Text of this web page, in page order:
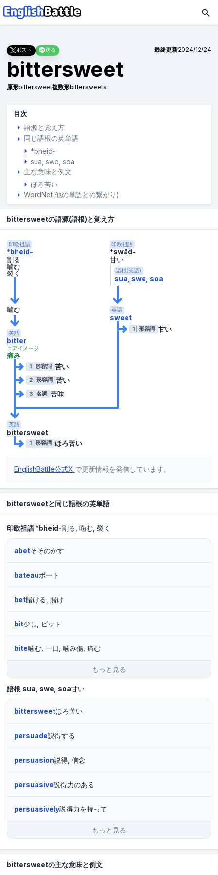
ポスト 送る 最終更新2024/12/24
bittersweet
原形bittersweet複数形bittersweets
目次
語源と覚え方
同じ語根の英単語
*bheid-
sua swe soa
主な意味と例文
ほろ苦い
WordNet(他の単語との繋がり)
bittersweetの語源(語根)と覚え方
印欧祖語
*bheid-
割る
噛む
裂く
印欧祖語
*swād-
甘い
語根(英語)
sua swe soa
噛む
英語
bitter
コアイメージ
痛み
1 形容詞 苦い
2 形容詞 苦い
3 名詞 苦味
英語
sweet
1 形容詞 甘い
英語
bittersweet
1 形容詞 ほろ苦い
EnglishBattle公式X で更新情報を発信しています。
bittersweetと同じ語根の英単語
印欧祖語*bheid-割る 噛む 裂く
abetそそのかす
bateauボート
bet賭ける, 賭け
bit少し, ビット
bite噛む, 一口, 噛み傷, 痛む
もっと見る
語根 sua swe soa甘い
bittersweetほろ苦い
persuade説得する
persuasion説得, 信念
persuasive説得力のある
persuasively説得力を持って
もっと見る
bittersweetの主な意味と例文